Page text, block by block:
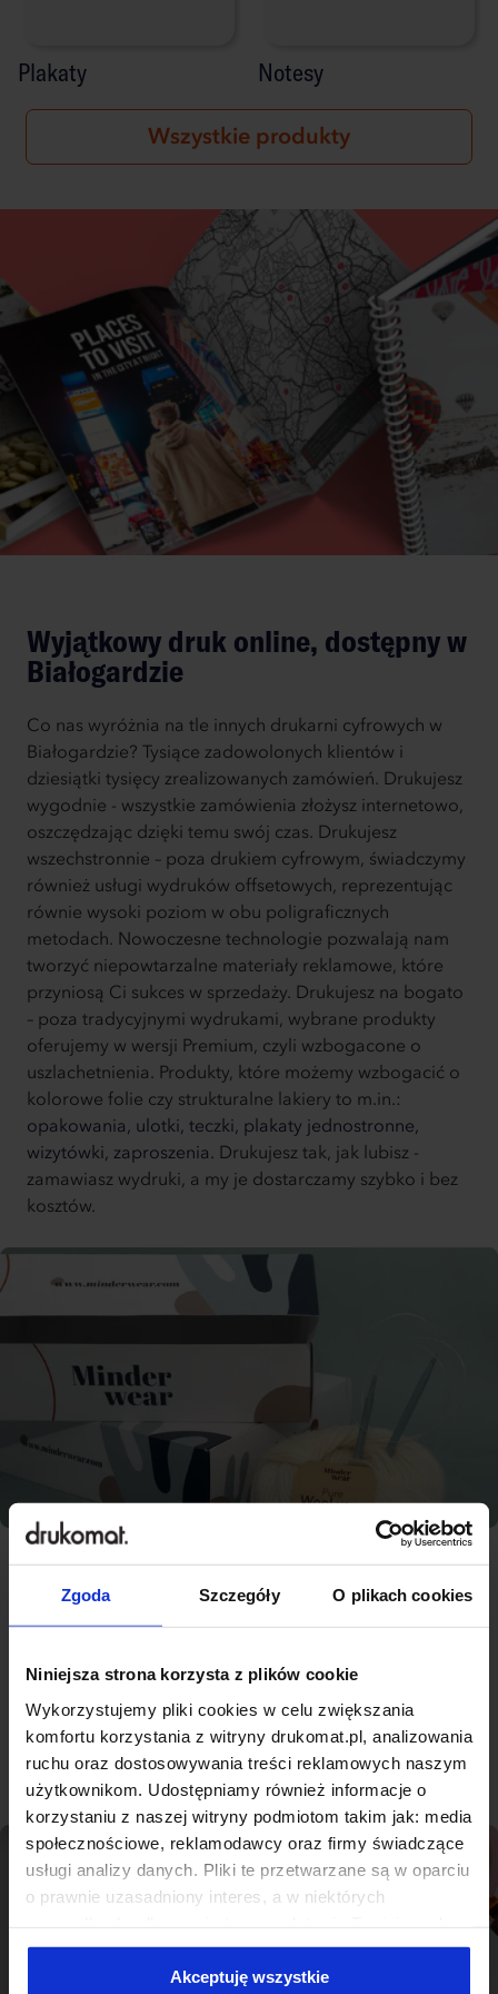
Zgoda Szczegóły O plikach cookies
Niniejsza strona korzysta z plików cookie
Wykorzystujemy pliki cookies w celu zwiększania
komfortu korzystania z witryny drukomat.pl, analizowania
ruchu oraz dostosowywania treści reklamowych naszym
użytkownikom. Udostępniamy również informacje o
korzystaniu z naszej witryny podmiotom takim jak: media
społecznościowe, reklamodawcy oraz firmy świadczące
usługi analizy danych. Pliki te przetwarzane są w oparciu
o prawnie uzasadniony interes, a w niektórych
Niektóre z plików cookies dostarczane i przetwarzane są
przez naszych zewnętrznych partnerów, z których listą
Akceptuję wszystkie
Plakaty Notesy
Wszystkie produkty
Wyjątkowy druk online, dostępny w
Białogardzie
Co nas wyróżnia na tle innych drukarni cyfrowych w
Białogardzie? Tysiące zadowolonych klientów i
dziesiątki tysięcy zrealizowanych zamówień. Drukujesz
wygodnie - wszystkie zamówienia złożysz internetowo,
oszczędzając dzięki temu swój czas. Drukujesz
wszechstronnie – poza drukiem cyfrowym, świadczymy
również usługi wydruków offsetowych, reprezentując
równie wysoki poziom w obu poligraficznych
metodach. Nowoczesne technologie pozwalają nam
tworzyć niepowtarzalne materiały reklamowe, które
przyniosą Ci sukces w sprzedaży. Drukujesz na bogato
– poza tradycyjnymi wydrukami, wybrane produkty
oferujemy w wersji Premium, czyli wzbogacone o
uszlachetnienia. Produkty, które możemy wzbogacić o
kolorowe folie czy strukturalne lakiery to m.in.:
opakowania, ulotki, teczki, plakaty jednostronne,
wizytówki, zaproszenia. Drukujesz tak, jak lubisz -
zamawiasz wydruki, a my je dostarczamy szybko i bez
kosztów.
Najlepsza jakość, konkurencyjne
miarę Białogardzie
Sprawdź produkty